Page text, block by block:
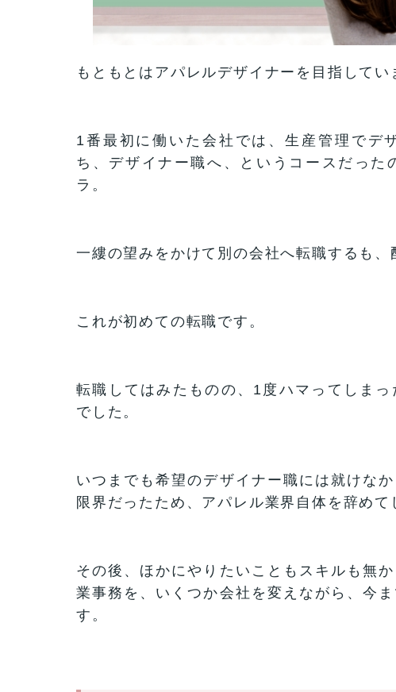
もともとはアパレルデザイナーを目指してい
1番最初に働いた会社では、生産管理でデ
ち、デザイナー職へ、というコースだった
ラ。
一縷の望みをかけて別の会社へ転職するも、
これが初めての転職です。
転職してはみたものの、1度ハマってしま
でした。
いつまでも希望のデザイナー職には就けな
限界だったため、アパレル業界自体を辞めて
その後、ほかにやりたいこともスキルも無
業事務を、いくつか会社を変えながら、今
す。